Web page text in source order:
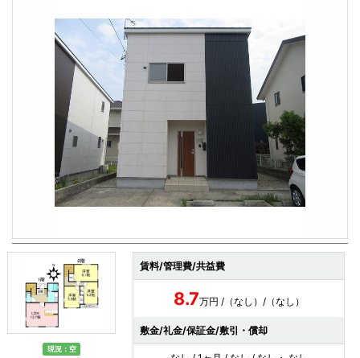
現況：空
賃料/管理費/共益費
8.7万円 /（なし）/（なし）
敷金/礼金/保証金/敷引・償却